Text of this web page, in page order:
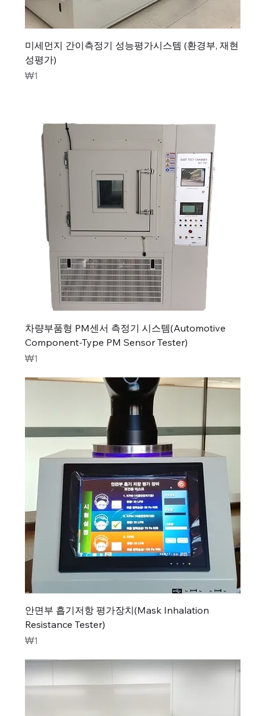
미세먼지 간이측정기 성능평가시스템 (환경부, 재현
성평가)
가격
₩1
차량부품형 PM센서 측정기 시스템(Automotive
Component-Type PM Sensor Tester)
가격
₩1
안면부 흡기저항 평가장치(Mask Inhalation
Resistance Tester)
가격
₩1